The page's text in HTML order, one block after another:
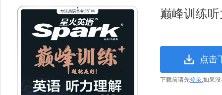
巅峰训练
点击
下载前请先登录,如果